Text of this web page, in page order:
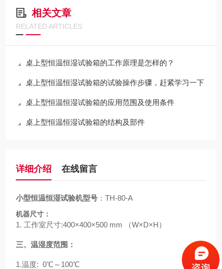
相关文章
RELATED ARTICLES
桌上型恒温恒湿试验箱的工作原理是怎样的？
桌上型恒温恒湿试验箱的试验操作步骤，赶紧学习一下
桌上型恒温恒湿试验箱的应用范围及使用条件
桌上型恒温恒湿试验箱的结构及部件
详细介绍 在线留言
小型恒温恒湿试验机型号 ：TH-80-A
机器尺寸：
1. 工作室尺寸:400×400×500 mm （W×D×H）
三、温湿度范围：
1.温度: 0℃～100℃